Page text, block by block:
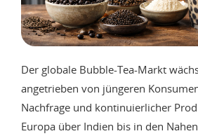
Der globale Bubble-Tea-Markt
angetrieben von jüngeren
Nachfrage und kontinuierlicher
Europa über Indien bis in den